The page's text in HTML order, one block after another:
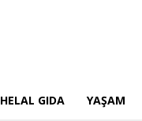
HELAL GIDA YAŞAM